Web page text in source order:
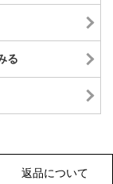
る
返品について